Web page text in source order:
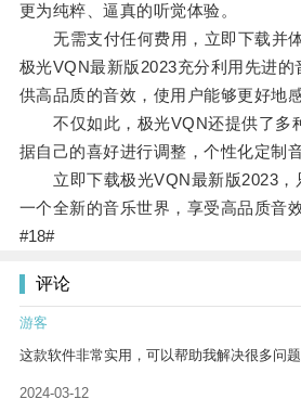
更为纯粹、逼真的听觉体验。
无需支付任何费用，立即下载并体
极光VQN最新版2023充分利用先进的
供高品质的音效，使用户能够更好地
不仅如此，极光VQN还提供了多
据自己的喜好进行调整，个性化定制
立即下载极光VQN最新版2023，
一个全新的音乐世界，享受高品质音
#18#
评论
游客
这款软件非常实用，可以帮助我解决很多问题
2024-03-12